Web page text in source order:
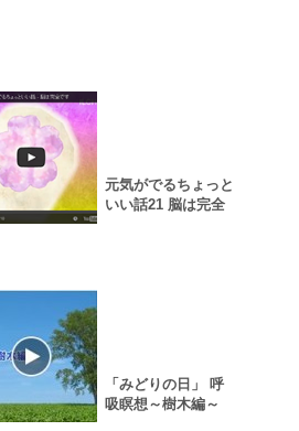
元気がでるちょっと
いい話21 脳は完全
「みどりの日」 呼
吸瞑想～樹木編～